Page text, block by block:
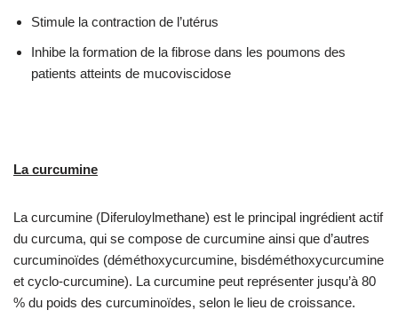
Stimule la contraction de l’utérus
Inhibe la formation de la fibrose dans les poumons des
patients atteints de mucoviscidose
La curcumine
La curcumine (Diferuloylmethane) est le principal ingrédient actif
du curcuma, qui se compose de curcumine ainsi que d’autres
curcuminoïdes (déméthoxycurcumine, bisdéméthoxycurcumine
et cyclo-curcumine). La curcumine peut représenter jusqu’à 80
% du poids des curcuminoïdes, selon le lieu de croissance.